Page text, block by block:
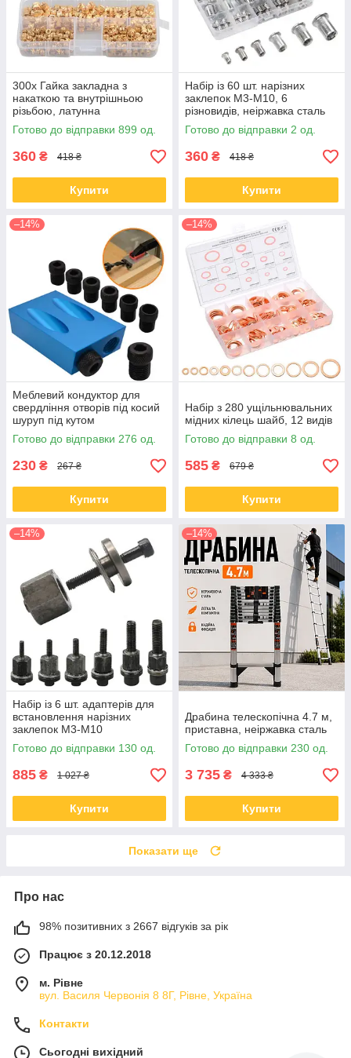
300x Гайка закладна з
накаткою та внутрішньою
різьбою, латунна
Готово до відправки 899 од.
360 ₴ 418 ₴
Купити
Набір із 60 шт. нарізних
заклепок М3-М10, 6
різновидів, неіржавка сталь
Готово до відправки 2 од.
360 ₴ 418 ₴
Купити
–14%
Меблевий кондуктор для
свердління отворів під косий
шуруп під кутом
Готово до відправки 276 од.
230 ₴ 267 ₴
Купити
–14%
Набір з 280 ущільнювальних
мідних кілець шайб, 12 видів
Готово до відправки 8 од.
585 ₴ 679 ₴
Купити
–14%
Набір із 6 шт. адаптерів для
встановлення нарізних
заклепок М3-М10
Готово до відправки 130 од.
885 ₴ 1 027 ₴
Купити
–14%
Драбина телескопічна 4.7 м,
приставна, неіржавка сталь
Готово до відправки 230 од.
3 735 ₴ 4 333 ₴
Купити
Показати ще
Про нас
98% позитивних з 2667 відгуків за рік
Працює з 20.12.2018
м. Рівне
вул. Василя Червонія 8 8Г, Рівне, Україна
Контакти
Сьогодні вихідний